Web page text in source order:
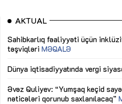
AKTUAL
Sahibkarlıq fəaliyyəti üçün
təşviqləri MƏQALƏ
Dünya iqtisadiyyatında vergi
Əvəz Quliyev: “Yumşaq keçid
nəticələri qorunub saxlanılacaq”